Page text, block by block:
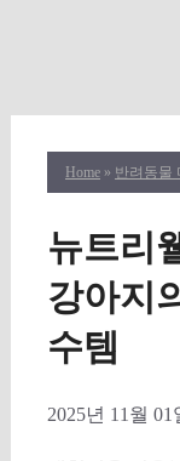
Home » 반려동물
뉴트리
강아지
수템
2025년 11월 01